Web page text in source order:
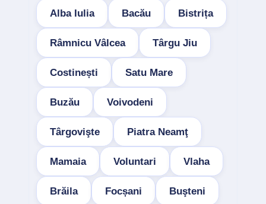
Alba Iulia Bacău Bistrița
Râmnicu Vâlcea Târgu Jiu
Costinești Satu Mare
Buzău Voivodeni
Târgovişte Piatra Neamţ
Mamaia Voluntari Vlaha
Brăila Focșani Buşteni